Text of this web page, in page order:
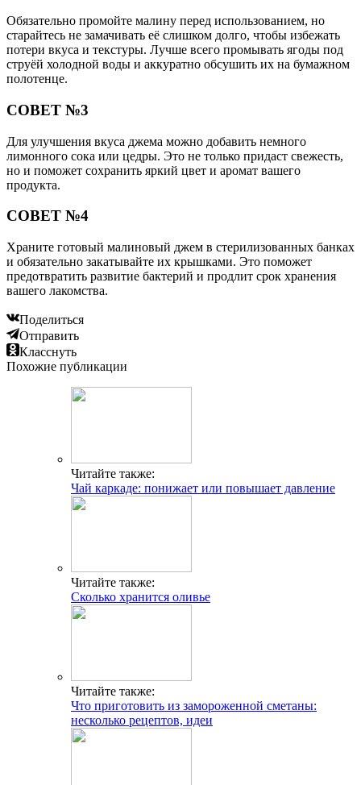
Обязательно промойте малину перед использованием, но
старайтесь не замачивать её слишком долго, чтобы избежать
потери вкуса и текстуры. Лучше всего промывать ягоды под
струёй холодной воды и аккуратно обсушить их на бумажном
полотенце.
СОВЕТ №3
Для улучшения вкуса джема можно добавить немного
лимонного сока или цедры. Это не только придаст свежесть,
но и поможет сохранить яркий цвет и аромат вашего
продукта.
СОВЕТ №4
Храните готовый малиновый джем в стерилизованных банках
и обязательно закатывайте их крышками. Это поможет
предотвратить развитие бактерий и продлит срок хранения
вашего лакомства.
Поделиться
Отправить
Класснуть
Похожие публикации
Читайте также:
Чай каркаде: понижает или повышает давление
Читайте также:
Сколько хранится оливье
Читайте также:
Что приготовить из замороженной сметаны:
несколько рецептов, идеи